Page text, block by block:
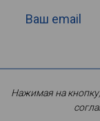
управления
Ваш email
Нажимая на